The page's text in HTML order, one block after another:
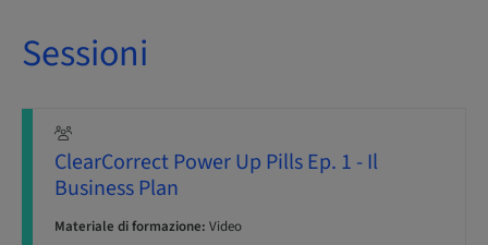
Sessioni
ClearCorrect Power Up Pills Ep. 1 - Il
Business Plan
Materiale di formazione: Video